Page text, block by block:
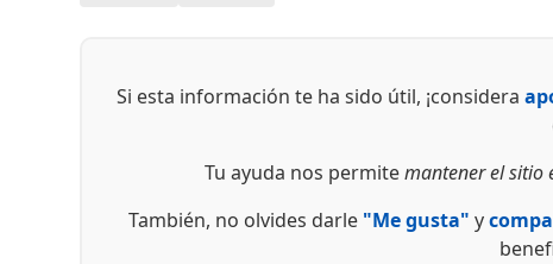
Si esta información te ha sido útil, ¡considera
Tu ayuda nos permitemantener el sitio
También, no olvides darle "Me gusta" y